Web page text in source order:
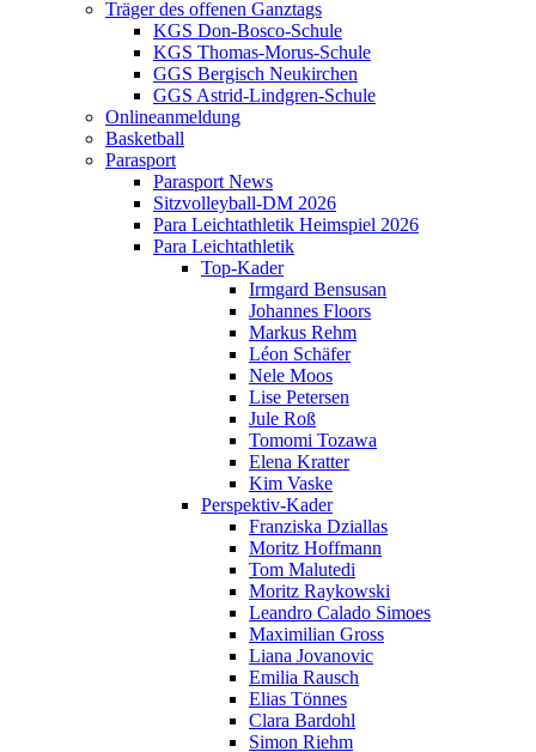
Träger des offenen Ganztags
KGS Don-Bosco-Schule
KGS Thomas-Morus-Schule
GGS Bergisch Neukirchen
GGS Astrid-Lindgren-Schule
Onlineanmeldung
Basketball
Parasport
Parasport News
Sitzvolleyball-DM 2026
Para Leichtathletik Heimspiel 2026
Para Leichtathletik
Top-Kader
Irmgard Bensusan
Johannes Floors
Markus Rehm
Léon Schäfer
Nele Moos
Lise Petersen
Jule Roß
Tomomi Tozawa
Elena Kratter
Kim Vaske
Perspektiv-Kader
Franziska Dziallas
Moritz Hoffmann
Tom Malutedi
Moritz Raykowski
Leandro Calado Simoes
Maximilian Gross
Liana Jovanovic
Emilia Rausch
Elias Tönnes
Clara Bardohl
Simon Riehm